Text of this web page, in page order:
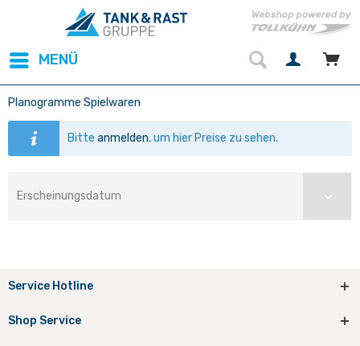
MENÜ
Planogramme Spielwaren
Bitteanmelden, um hier Preise zu sehen.
Service Hotline
Shop Service